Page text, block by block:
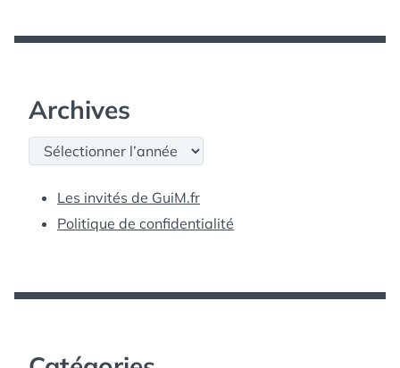
Archives
Archives
Les invités de GuiM.fr
Politique de confidentialité